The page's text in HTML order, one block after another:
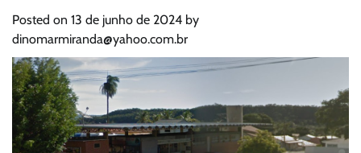
Posted on 13 de junho de 2024 by
dinomarmiranda@yahoo.com.br